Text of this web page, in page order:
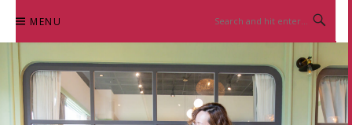
content
MENU